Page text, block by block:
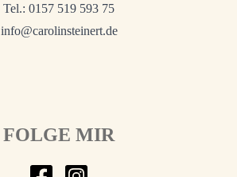
Tel.: 0157 519 593 75
info@carolinsteinert.de
FOLGE MIR